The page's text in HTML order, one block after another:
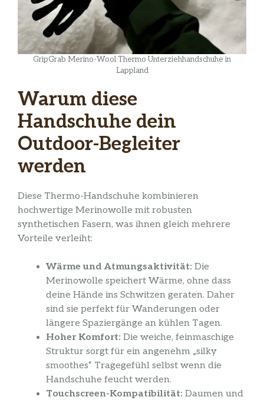
GripGrab Merino-Wool Thermo Unterziehhandschuhe in
Lappland
Warum diese
Handschuhe dein
Outdoor-Begleiter
werden
Diese Thermo-Handschuhe kombinieren
hochwertige Merinowolle mit robusten
synthetischen Fasern, was ihnen gleich mehrere
Vorteile verleiht:
Wärme und Atmungsaktivität: Die
Merinowolle speichert Wärme, ohne dass
deine Hände ins Schwitzen geraten. Daher
sind sie perfekt für Wanderungen oder
längere Spaziergänge an kühlen Tagen.
Hoher Komfort: Die weiche, feinmaschige
Struktur sorgt für ein angenehm „silky
smoothes“ Tragegefühl selbst wenn die
Handschuhe feucht werden.
Touchscreen-Kompatibilität: Daumen und